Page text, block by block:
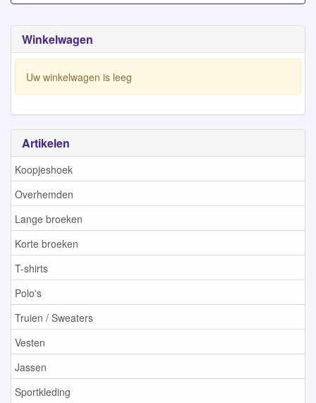
Winkelwagen
Uw winkelwagen is leeg
Artikelen
Koopjeshoek
Overhemden
Lange broeken
Korte broeken
T-shirts
Polo's
Truien / Sweaters
Vesten
Jassen
Sportkleding